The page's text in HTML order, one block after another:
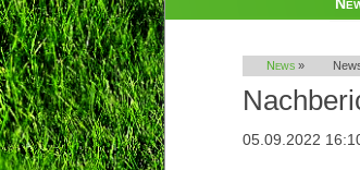
News »
05.09.2022